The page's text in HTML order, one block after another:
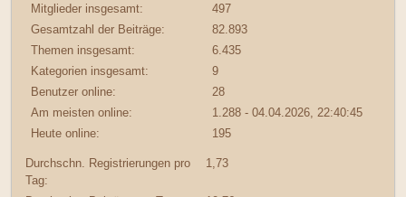
Mitglieder insgesamt:
497
Gesamtzahl der Beiträge:
82.893
Themen insgesamt:
6.435
Kategorien insgesamt:
9
Benutzer online:
28
Am meisten online:
1.288 - 04.04.2026, 22:40:45
Heute online:
195
Durchschn. Registrierungen pro
Tag:
1,73